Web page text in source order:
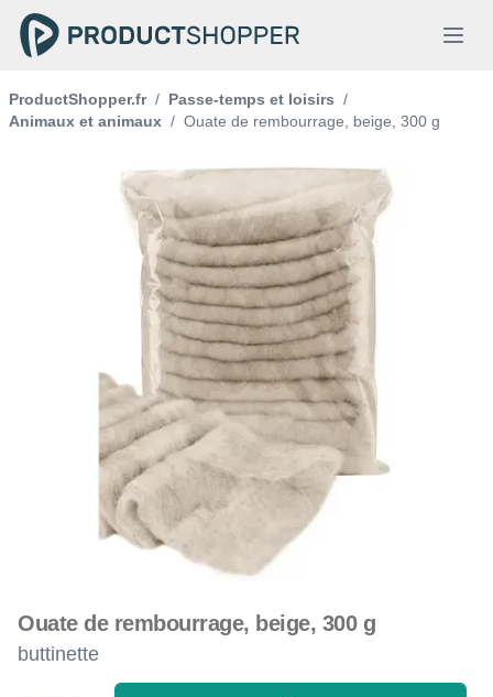
ProductShopper.fr / Passe-temps et loisirs /
Animaux et animaux / Ouate de rembourrage, beige, 300 g
Ouate de rembourrage, beige, 300 g
buttinette